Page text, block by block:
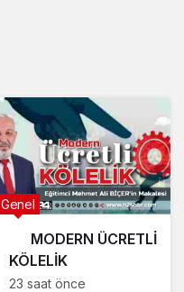
MODERN ÜCRETLİ
KÖLELİK
Genel
23 saat önce